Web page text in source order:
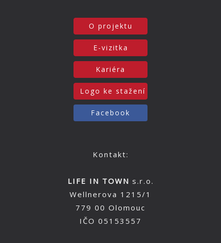
O projektu
E-vizitka
Kariéra
Logo ke stažení
Facebook
Kontakt:
LIFE IN TOWN s.r.o.
Wellnerova 1215/1
779 00 Olomouc
IČO 05153557